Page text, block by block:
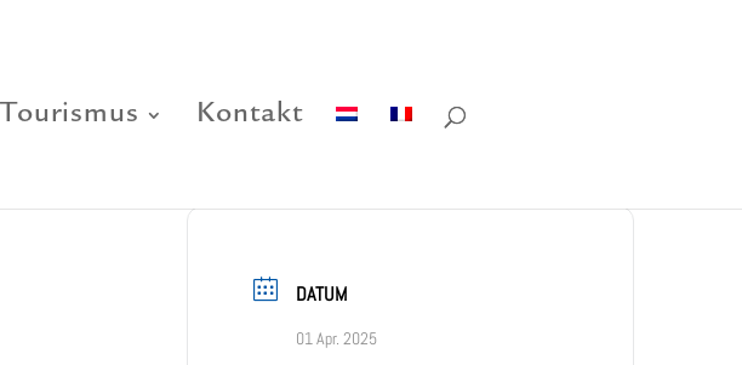
Tourismus Kontakt
DATUM
01 Apr. 2025